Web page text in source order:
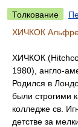
Толкование
ХИЧКОК
ХИЧКОК
1980), англо-
Родился в
были строгими
колледже св.
детстве за